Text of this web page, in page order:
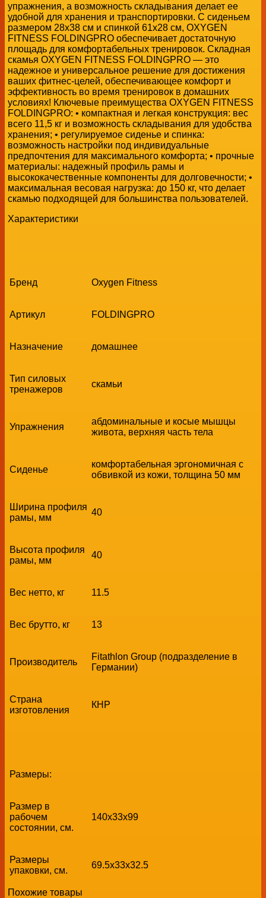
упражнения, а возможность складывания делает ее
удобной для хранения и транспортировки. С сиденьем
размером 28x38 см и спинкой 61x28 см, OXYGEN
FITNESS FOLDINGPRO обеспечивает достаточную
площадь для комфортабельных тренировок. Складная
скамья OXYGEN FITNESS FOLDINGPRO — это
надежное и универсальное решение для достижения
ваших фитнес-целей, обеспечивающее комфорт и
эффективность во время тренировок в домашних
условиях! Ключевые преимущества OXYGEN FITNESS
FOLDINGPRO: • компактная и легкая конструкция: вес
всего 11,5 кг и возможность складывания для удобства
хранения; • регулируемое сиденье и спинка:
возможность настройки под индивидуальные
предпочтения для максимального комфорта; • прочные
материалы: надежный профиль рамы и
высококачественные компоненты для долговечности; •
максимальная весовая нагрузка: до 150 кг, что делает
скамью подходящей для большинства пользователей.
Характеристики
Бренд Oxygen Fitness
Артикул FOLDINGPRO
Назначение домашнее
Тип силовых
тренажеров
скамьи
Упражнения
абдоминальные и косые мышцы
живота, верхняя часть тела
Сиденье
комфортабельная эргономичная с
обвивкой из кожи, толщина 50 мм
Ширина профиля
рамы, мм
40
Высота профиля
рамы, мм
40
Вес нетто, кг 11.5
Вес брутто, кг 13
Производитель
Fitathlon Group (подразделение в
Германии)
Страна
изготовления
КНР
Размеры:
Размер в
рабочем
состоянии, см.
140х33x99
Размеры
упаковки, см.
69.5х33x32.5
Похожие товары